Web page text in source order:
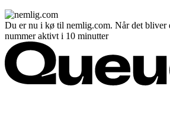
Du er nu i kø til nemlig.com. Når det bliver
nummer aktivt i 10 minutter